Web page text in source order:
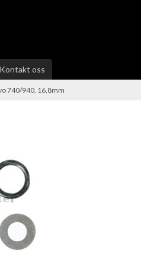
Kontakt oss
740/940, 16,8mm